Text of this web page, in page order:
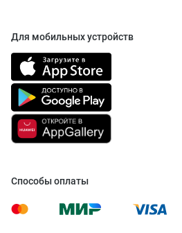
Для мобильных устройств
Способы оплаты